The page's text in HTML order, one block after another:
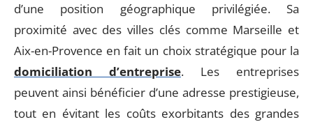
d’une position géographique privilégiée. Sa
proximité avec des villes clés comme Marseille et
Aix-en-Provence en fait un choix stratégique pour la
domiciliation d’entreprise. Les entreprises
peuvent ainsi bénéficier d’une adresse prestigieuse,
tout en évitant les coûts exorbitants des grandes